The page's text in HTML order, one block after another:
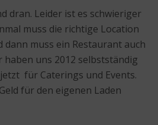
dran. Leider ist es schwieriger
muss die richtige Location
dann muss ein Restaurant auch
haben uns 2012 selbstständig
jetzt für Caterings und Events.
für den eigenen Laden